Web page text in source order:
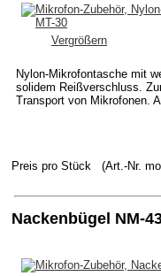
Vergrößern
Nylon-Mikrofontasche mit
solidem Reißverschluss.
Transport von Mikrofonen.
Preis pro Stück (Art.-Nr.
Nackenbügel NM-